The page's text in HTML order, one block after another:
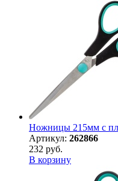
Ножницы 215мм с
Артикул: 262866
232 руб.
В корзину